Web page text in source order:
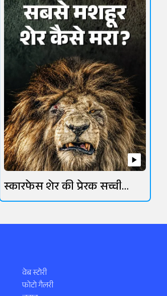
स्कारफेस शेर की प्रेरक सच्ची
कहानी
वेब स्टोरी
फोटो गैलरी